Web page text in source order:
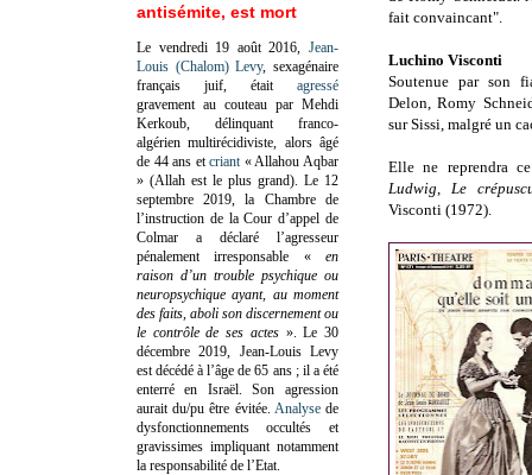
fait convaincant".
Luchino Visconti
Soutenue par son
Delon,Romy
sur Sissi, malgré un
Elle ne reprendra
Ludwig, Le
Visconti (1972).
antisémite, est mort
Le vendredi 19 août 2016, Jean-
Louis (Chalom) Levy, sexagénaire
français juif, était agressé
gravement au couteau par Mehdi
Kerkoub, délinquant franco-
algérien multirécidiviste, alors âgé
de 44 ans etcriant « Allahou Aqbar
» (Allah est le plus grand). Le 12
septembre 2019, la Chambre de
l’instruction de la Cour d’appel de
Colmar a déclaré l’agresseur
pénalement irresponsable «en
raison d’un trouble psychique ou
neuropsychique ayant, au moment
des faits, aboli son discernement ou
le contrôle de ses actes». Le 30
décembre 2019, Jean-Louis Levy
est décédé à l’âge de 65 ans ; il a été
enterré en Israël. Son agression
aurait du/pu être évitée. Analysede
dysfonctionnements occultés et
gravissimes impliquant notamment
la responsabilité de l’Etat.